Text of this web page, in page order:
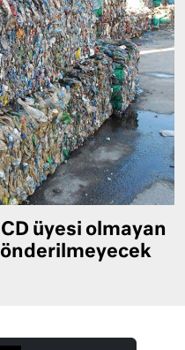
üyesi olmayan